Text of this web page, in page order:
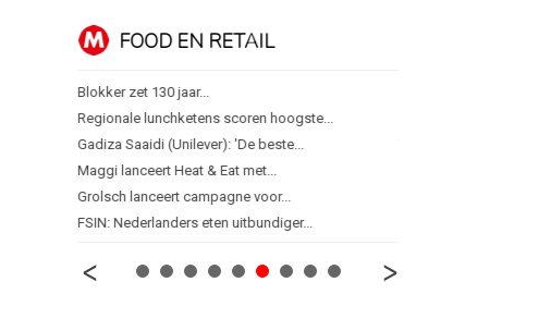
FOOD EN RETAIL
Blokker zet 130 jaar...
Regionale lunchketens scoren hoogste...
Gadiza Saaidi (Unilever): 'De beste...
Maggi lanceert Heat & Eat met...
Grolsch lanceert campagne voor...
FSIN: Nederlanders eten uitbundiger...